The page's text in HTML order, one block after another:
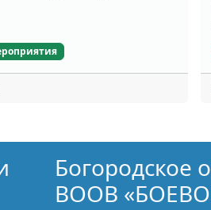
Богородское
ВООВ